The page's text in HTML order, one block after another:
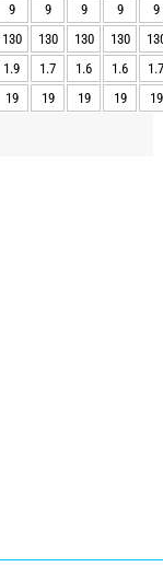
9 9 9 9
9
130 130 130 130
1.9 1.7 1.6 1.6
1.7
19 19 19 19 19